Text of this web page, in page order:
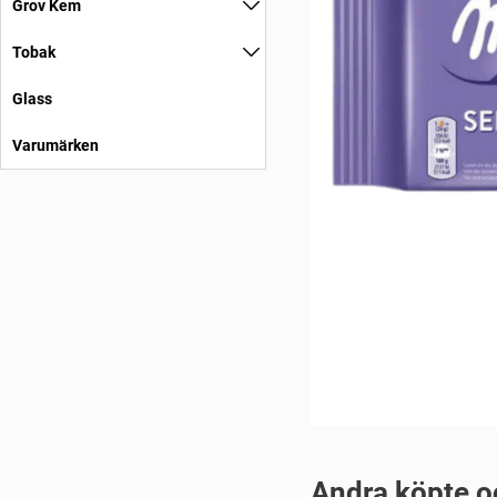
Grov Kem
Tobak
Glass
Varumärken